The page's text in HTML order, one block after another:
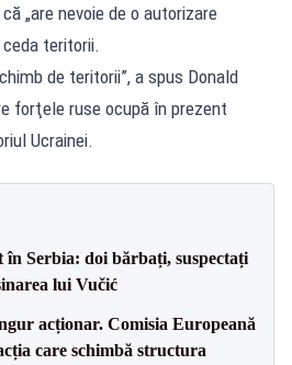
„are nevoie de o autorizare
teritorii.
de teritorii”, a spus Donald
forţele ruse ocupă în prezent
Ucrainei.
în Serbia: doi bărbați, suspectați
lui Vučić
acționar. Comisia Europeană
care schimbă structura